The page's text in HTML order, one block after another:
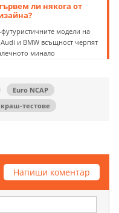
ли някога от
модели на
Audi и BMW всъщност черпят
минало
Euro NCAP
краш-тестове
Напиши коментар